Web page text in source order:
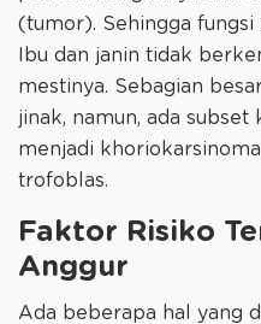
(tumor). Sehingga
Ibu dan janin tidak
mestinya. Sebagian
jinak, namun, ada
menjadi
trofoblas.
Faktor Risiko
Anggur
Ada beberapa hal yang